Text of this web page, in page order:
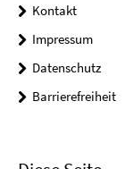
Kontakt
Impressum
Datenschutz
Barrierefreiheit